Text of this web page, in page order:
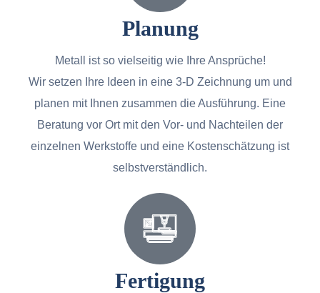
Planung
Metall ist so vielseitig wie Ihre Ansprüche!
Wir setzen Ihre Ideen in eine 3-D Zeichnung um und
planen mit Ihnen zusammen die Ausführung. Eine
Beratung vor Ort mit den Vor- und Nachteilen der
einzelnen Werkstoffe und eine Kostenschätzung ist
selbstverständlich.
Fertigung